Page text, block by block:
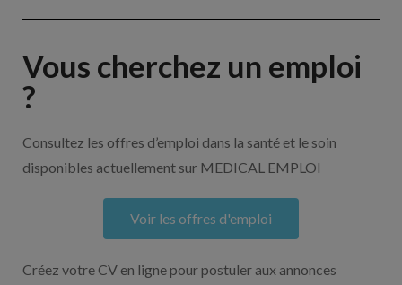
Vous cherchez un emploi
?
Consultez les offres d’emploi dans la santé et le soin
disponibles actuellement sur MEDICAL EMPLOI
Voir les offres d'emploi
Créez votre CV en ligne pour postuler aux annonces